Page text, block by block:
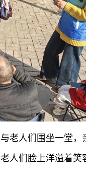
老人们围坐一堂
人们脸上洋溢着